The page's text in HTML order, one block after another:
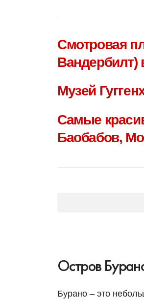
Смотровая
Вандербилт)
Музей
Самые
Баобабов,
Остров
Бурано – это